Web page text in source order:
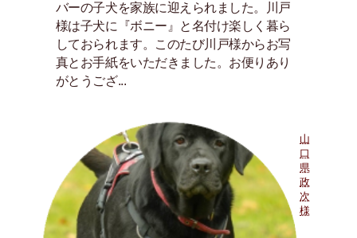
バーの子犬を家族に迎えられました。川戸
様は子犬に『ボニー』と名付け楽しく暮ら
しておられます。このたび川戸様からお写
真とお手紙をいただきました。お便りあり
がとうござ...
山
口
県
政
次
様